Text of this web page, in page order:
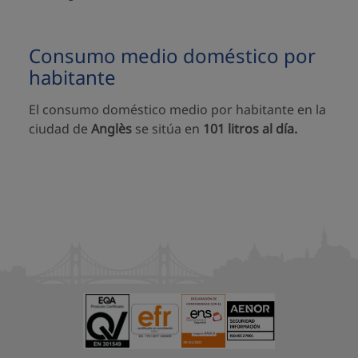
Consumo medio doméstico por
habitante
El consumo doméstico medio por habitante en la
ciudad de Anglès se sitúa en 101 litros al día.